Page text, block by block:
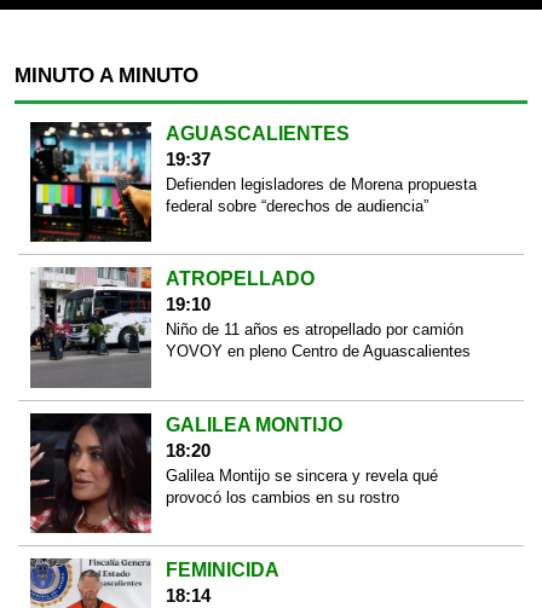
MINUTO A MINUTO
AGUASCALIENTES
19:37
Defienden legisladores de Morena propuesta
federal sobre “derechos de audiencia”
ATROPELLADO
19:10
Niño de 11 años es atropellado por camión
YOVOY en pleno Centro de Aguascalientes
GALILEA MONTIJO
18:20
Galilea Montijo se sincera y revela qué
provocó los cambios en su rostro
FEMINICIDA
18:14